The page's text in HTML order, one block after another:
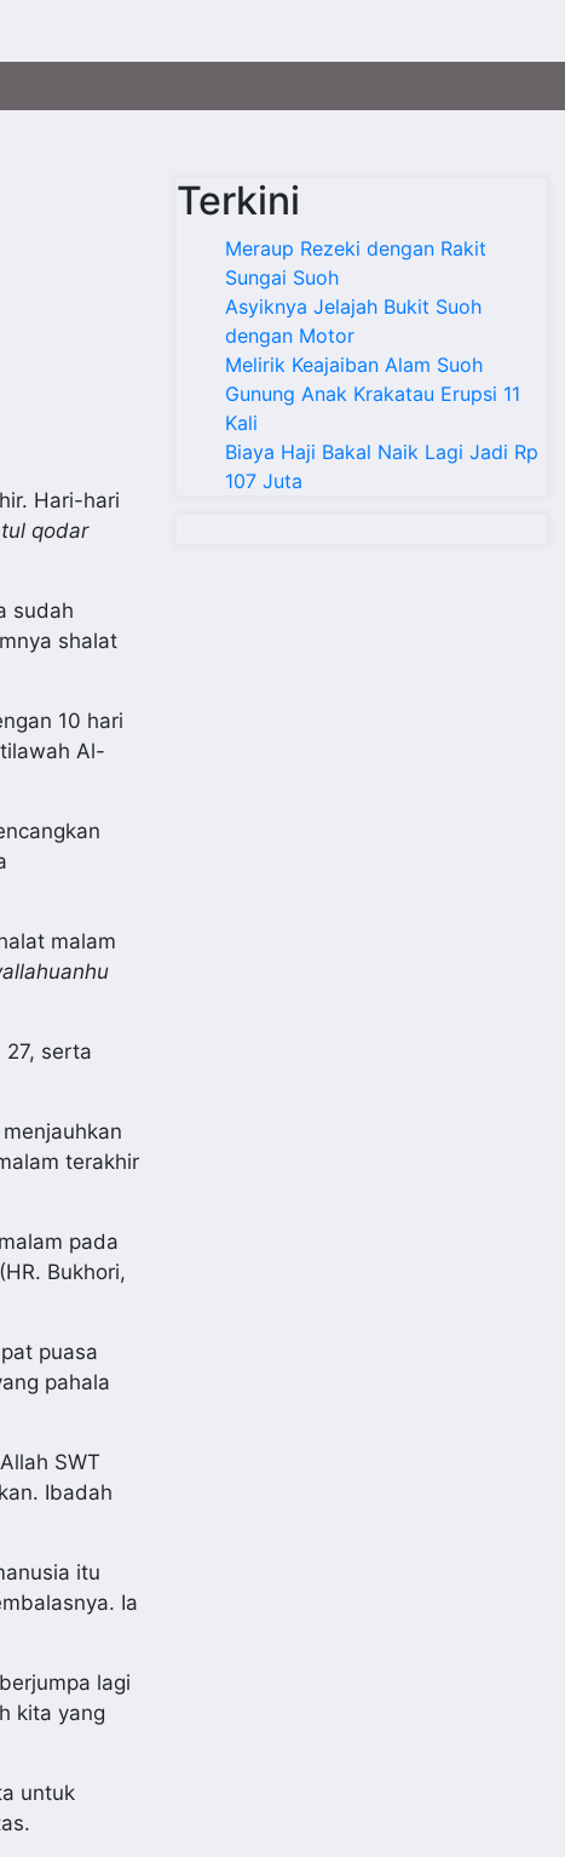
Hari-hari
qodar
sudah
shalat
10 hari
Al-
malam
27, serta
terakhir
pada
Bukhori,
puasa
pahala
SWT
Ibadah
itu
Ia
lagi
kita yang
untuk
Terkini
Meraup Rezeki dengan Rakit
Sungai Suoh
Asyiknya Jelajah Bukit Suoh
dengan Motor
Melirik Keajaiban Alam Suoh
Gunung Anak Krakatau Erupsi 11
Kali
Biaya Haji Bakal Naik Lagi Jadi Rp
107 Juta